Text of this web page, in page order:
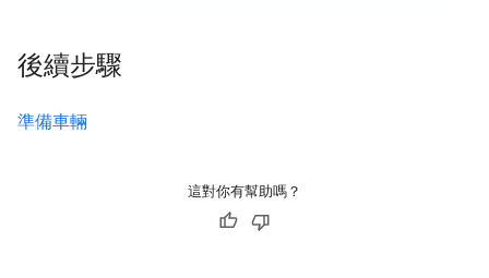
後續步驟
準備車輛
這對你有幫助嗎？